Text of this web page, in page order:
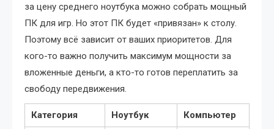
за цену среднего ноутбука можно собрать мощный
ПК для игр. Но этот ПК будет «привязан» к столу.
Поэтому всё зависит от ваших приоритетов. Для
кого-то важно получить максимум мощности за
вложенные деньги, а кто-то готов переплатить за
свободу передвижения.
Категория Ноутбук Компьютер